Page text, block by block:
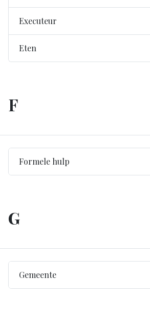
Executeur
Eten
F
Formele hulp
G
Gemeente